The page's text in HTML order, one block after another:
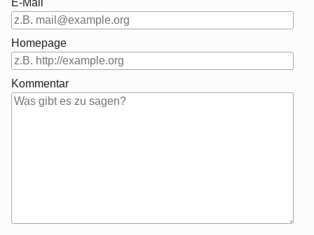
E-Mail
Homepage
Kommentar